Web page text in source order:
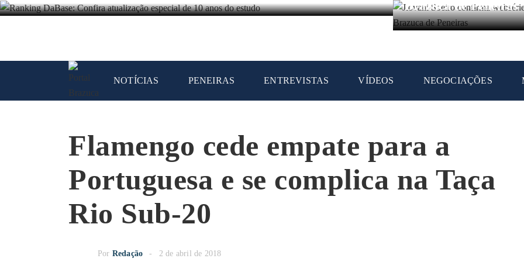
Brazuca de Peneiras
NOTÍCIAS PENEIRAS ENTREVISTAS VÍDEOS NEGOCIAÇÕES
Flamengo cede empate para a
Portuguesa e se complica na Taça
Rio Sub-20
Por Redação 2 de abril de 2018